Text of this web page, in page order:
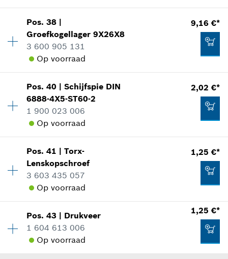
47,53 €*
Prijs incl. BTW
Toepassingsinstructie
In weergave tonen
71,68 €*
Beschikbaarheid
Prijsgroep:15
reserveonderdelen informatie
Toepassingsinstructie
In weergave tonen
2,89 €*
Prijs incl. BTW
Aan winkelwagen toevoegen
Pos.38 |
Groefkogellager 9X26X8
3 600 905 131
Op voorraad
9,16 €*
Beschikbaarheid 1
Prijsgroep:23
reserveonderdelen informatie
Toepassingsinstructie
In weergave tonen
9,16 €*
Prijs incl. BTW
Pos.40 |Schijfspie DIN
6888-4X5-ST60-2
1 900 023 006
Op voorraad
2,02 €*
Beschikbaarheid
Prijsgroep:13
reserveonderdelen informatie
Toepassingsinstructie
In weergave tonen
Pos.41 |Torx-
Lenskopschroef
3 603 435 057
Op voorraad
1,25 €*
Beschikbaarheid 4
Prijsgroep :11
reserveonderdelen informatie
Toepassingsinstructie
Pos.43 | Drukveer
1 604 613 006
Op voorraad
1,25 €*